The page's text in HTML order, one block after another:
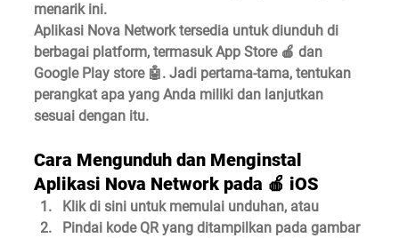
menarik ini.
Aplikasi Nova Network tersedia untuk diunduh di
berbagai platform, termasuk App Store 🍎 dan
Google Play store 🤖️. Jadi pertama-tama, tentukan
perangkat apa yang Anda miliki dan lanjutkan
sesuai dengan itu.
Cara Mengunduh dan Menginstal
Aplikasi Nova Network pada 🍎 iOS
Klik di sini untuk memulai unduhan, atau
Pindai kode QR yang ditampilkan pada gambar